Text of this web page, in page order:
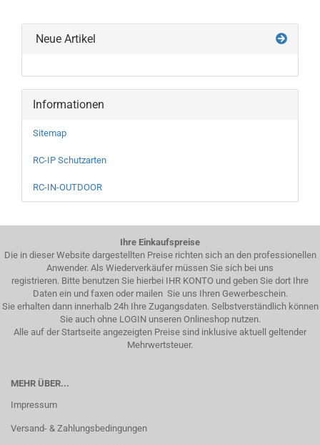
Neue Artikel
Informationen
Sitemap
RC-IP Schutzarten
RC-IN-OUTDOOR
Ihre Einkaufspreise
Die in dieser Website dargestellten Preise richten sich an den professionellen
Anwender. Als Wiederverkäufer müssen Sie sich bei uns
registrieren. Bitte benutzen Sie hierbei IHR KONTO und geben Sie dort Ihre
Daten ein und faxen oder mailen Sie uns Ihren Gewerbeschein.
Sie erhalten dann innerhalb 24h Ihre Zugangsdaten. Selbstverständlich können
Sie auch ohne LOGIN unseren Onlineshop nutzen.
Alle auf der Startseite angezeigten Preise sind inklusive aktuell geltender
Mehrwertsteuer.
MEHR ÜBER...
Impressum
Versand- & Zahlungsbedingungen